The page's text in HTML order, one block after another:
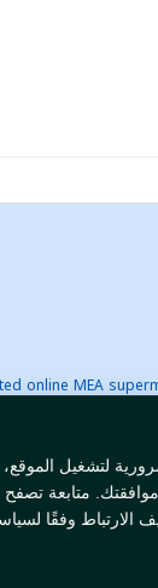
لتشغيل
متابعة تصفح
الارتباط وفقًا
online MEA